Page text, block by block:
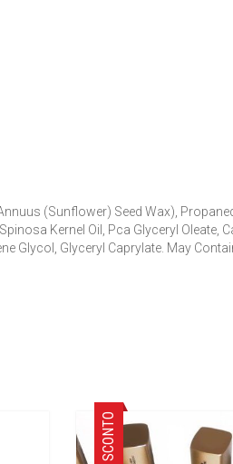
(Sunflower) Seed Wax),
Kernel Oil, Pca Glyceryl Oleate,
Glycol, Glyceryl Caprylate. May
SCONTO